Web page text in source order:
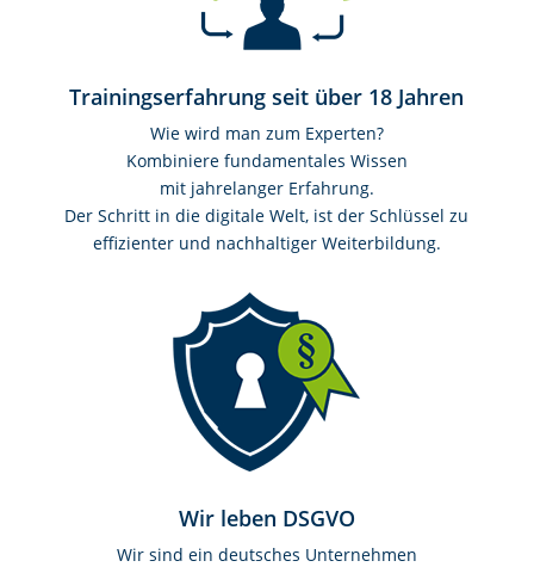
Trainingserfahrung seit über 18 Jahren
Wie wird man zum Experten?
Kombiniere fundamentales Wissen
mit jahrelanger Erfahrung.
Der Schritt in die digitale Welt, ist der Schlüssel zu
effizienter und nachhaltiger Weiterbildung.
Wir leben DSGVO
Wir sind ein deutsches Unternehmen